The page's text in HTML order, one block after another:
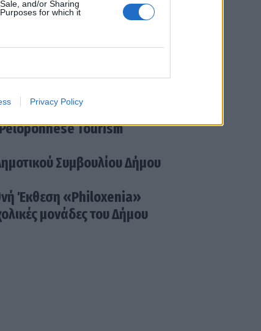
and/or Sharing
for which it
Privacy Policy
Peloponnese Tourism
Συμβουλίου Δήμου
Έκθεση «Philoxenia»
μονάδες του Δήμου